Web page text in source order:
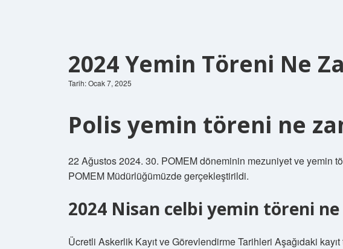
2024 Yemin Töreni Ne
Tarih: Ocak 7, 2025
Polis yemin töreni ne
22 Ağustos 2024. 30. POMEM döneminin mezuniyet ve yemin
POMEM Müdürlüğümüzde gerçekleştirildi.
2024 Nisan celbi yemin töreni
Ücretli Askerlik Kayıt ve Görevlendirme Tarihleri ​​Aşağıdaki